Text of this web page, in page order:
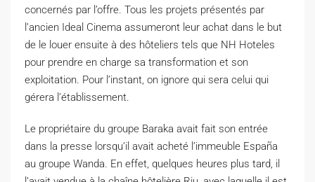
concernés par l’offre. Tous les projets présentés par
l’ancien Ideal Cinema assumeront leur achat dans le but
de le louer ensuite à des hôteliers tels que NH Hoteles
pour prendre en charge sa transformation et son
exploitation. Pour l’instant, on ignore qui sera celui qui
gérera l’établissement.
Le propriétaire du groupe Baraka avait fait son entrée
dans la presse lorsqu’il avait acheté l’immeuble España
au groupe Wanda. En effet, quelques heures plus tard, il